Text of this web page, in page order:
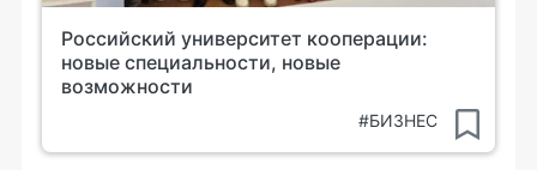
Российский университет кооперации:
новые специальности, новые
возможности
#БИЗНЕС